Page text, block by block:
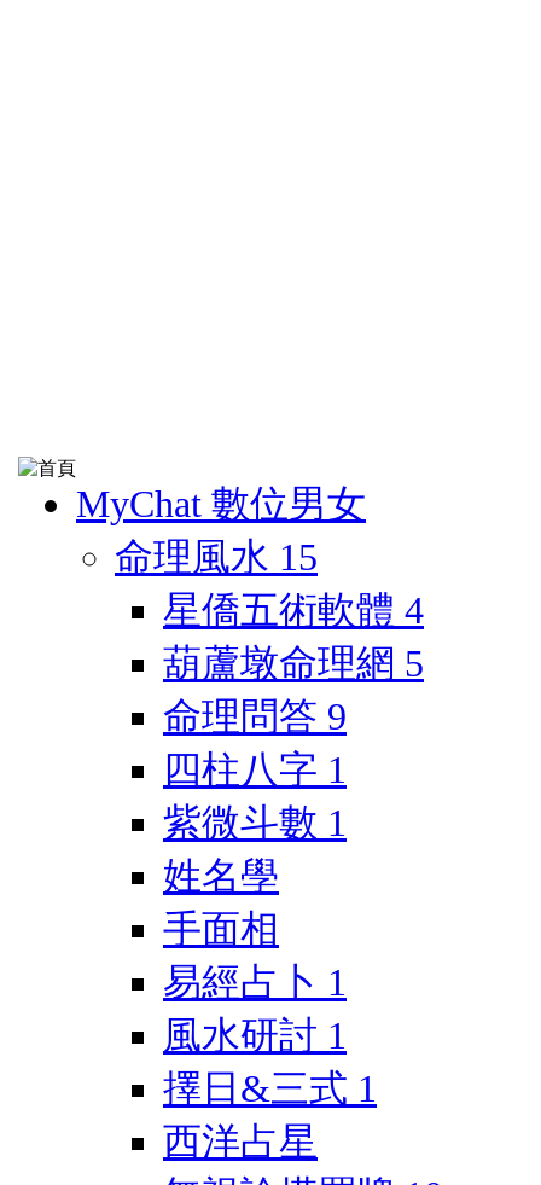
MyChat 數位男女
命理風水 15
星僑五術軟體 4
葫蘆墩命理網 5
命理問答 9
四柱八字 1
紫微斗數 1
姓名學
手面相
易經占卜 1
風水研討 1
擇日&三式 1
西洋占星